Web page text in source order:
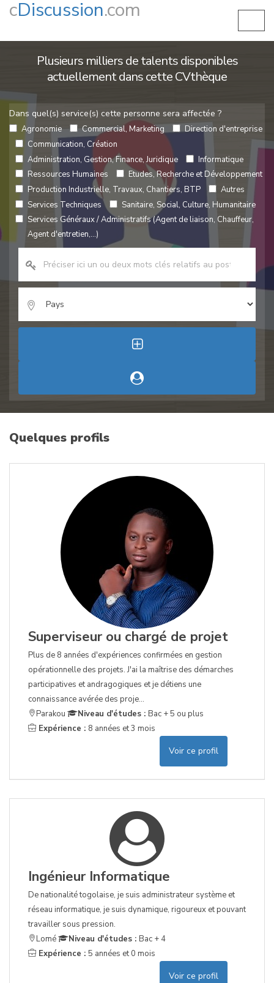
cDiscussion.com
Plusieurs milliers de talents disponibles
actuellement dans cette CVthèque
Dans quel(s) service(s) cette personne sera affectée ?
Agronomie Commercial, Marketing
Direction d'entreprise
Communication, Création
Administration, Gestion, Finance, Juridique
Informatique
Ressources Humaines
Etudes, Recherche et Développement
Production Industrielle, Travaux, Chantiers, BTP
Autres
Services Techniques
Sanitaire, Social, Culture, Humanitaire
Services Généraux / Administratifs (Agent de liaison, Chauffeur,
Agent d'entretien,...)
Quelques profils
Superviseur ou chargé de projet
Plus de 8 années d'expériences confirmées en gestion
opérationnelle des projets. J'ai la maîtrise des démarches
participatives et andragogiques et je détiens une
connaissance avérée des proje...
Parakou
Niveau d'études : Bac + 5 ou plus
Expérience : 8 années et 3 mois
Voir ce profil
Ingénieur Informatique
De nationalité togolaise, je suis administrateur système et
réseau informatique, je suis dynamique, rigoureux et pouvant
travailler sous pression.
Lomé
Niveau d'études : Bac + 4
Expérience : 5 années et 0 mois
Voir ce profil